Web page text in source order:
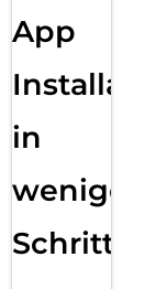
App
Installation
in
wenigen
Schritten